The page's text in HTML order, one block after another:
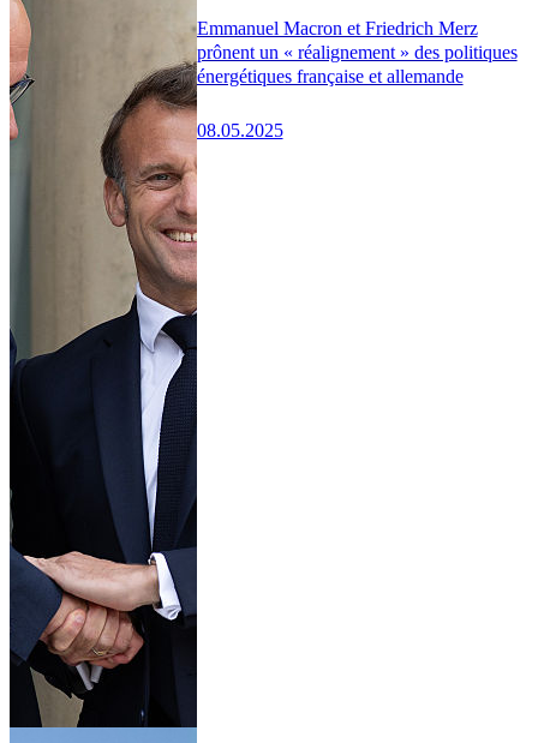
Emmanuel Macron et Friedrich Merz
prônent un « réalignement » des politiques
énergétiques française et allemande
08.05.2025